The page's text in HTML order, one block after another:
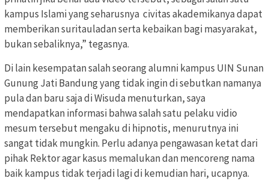
kampus Islami yang seharusnya civitas akademikanya dapat
memberikan suritauladan serta kebaikan bagi masyarakat,
bukan sebaliknya,” tegasnya.
Di lain kesempatan salah seorang alumni kampus UIN Sunan
Gunung Jati Bandung yang tidak ingin di sebutkan namanya
pula dan baru saja di Wisuda menuturkan, saya
mendapatkan informasi bahwa salah satu pelaku vidio
mesum tersebut mengaku di hipnotis, menurutnya ini
sangat tidak mungkin. Perlu adanya pengawasan ketat dari
pihak Rektor agar kasus memalukan dan mencoreng nama
baik kampus tidak terjadi lagi di kemudian hari, ucapnya.